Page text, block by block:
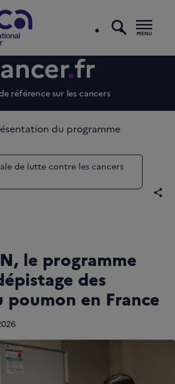
référence sur les cancers
du programme
de lutte contre les cancers
le programme
des
poumon en France